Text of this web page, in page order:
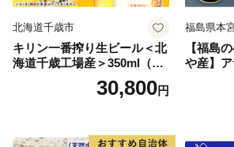
北海道千歳市
キリン一番搾り生ビール＜北
海道千歳工場産＞350ml（24
30,800円
福島県本
【福島
や産】
ス アル
口 送料